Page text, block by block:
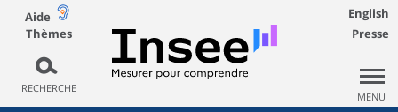
Aide
Thèmes
RECHERCHE
English
Presse
MENU